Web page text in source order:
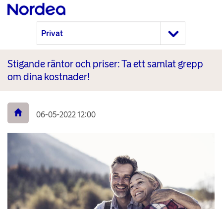
Stigande räntor och priser: Ta ett samlat grepp
om dina kostnader!
06-05-2022 12:00